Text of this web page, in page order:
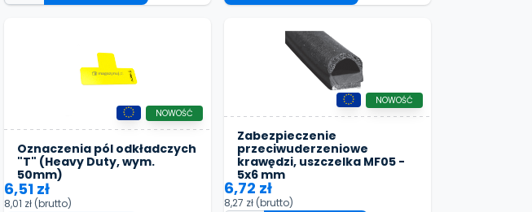
Oznaczenia pól odkładczych
"T" (Heavy Duty, wym.
50mm)
NOWOŚĆ
6,51 zł
8,01 zł (brutto)
Zabezpieczenie
przeciwuderzeniowe
krawędzi, uszczelka MF05 -
5x6 mm
NOWOŚĆ
6,72 zł
8,27 zł (brutto)